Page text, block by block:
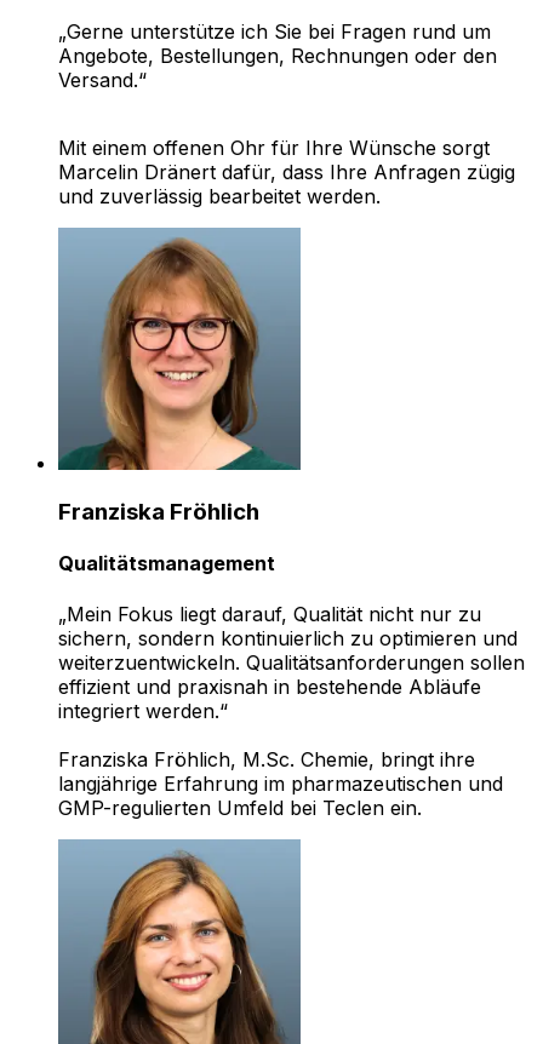
„Gerne unterstütze ich Sie bei Fragen rund um
Angebote, Bestellungen, Rechnungen oder den
Versand.“
Mit einem offenen Ohr für Ihre Wünsche sorgt
Marcelin Dränert dafür, dass Ihre Anfragen zügig
und zuverlässig bearbeitet werden.
Franziska Fröhlich
Qualitätsmanagement
„Mein Fokus liegt darauf, Qualität nicht nur zu
sichern, sondern kontinuierlich zu optimieren und
weiterzuentwickeln. Qualitätsanforderungen sollen
effizient und praxisnah in bestehende Abläufe
integriert werden.“
Franziska Fröhlich, M.Sc. Chemie, bringt ihre
langjährige Erfahrung im pharmazeutischen und
GMP-regulierten Umfeld bei Teclen ein.